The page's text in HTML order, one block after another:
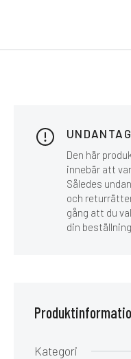
Den här
innebär att
Således
och
gång att du
din
Kategori